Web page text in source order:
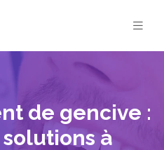
de gencive :
à